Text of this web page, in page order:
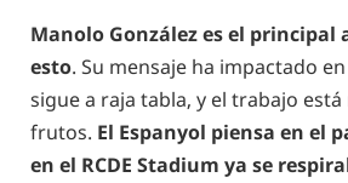
Manolo González es el principal
esto. Su mensaje ha impactado
sigue a raja tabla, y el trabajo
frutos. El Espanyol piensa en el
en el RCDE Stadium ya se